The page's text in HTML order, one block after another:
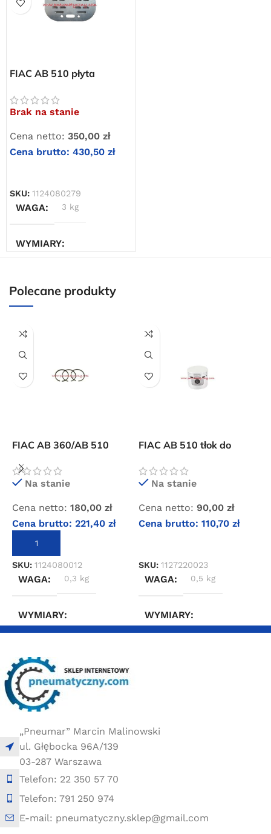
FIAC AB 510 płyta
Brak na stanie
Cena netto: 350,00 zł
Cena brutto: 430,50 zł
SKU: 1124080279
WAGA 3 kg
WYMIARY
Polecane produkty
FIAC AB 360/AB 510
Na stanie
Cena netto: 180,00 zł
Cena brutto: 221,40 zł
DODAJ DO KOSZYKA
SKU: 1124080012
WAGA 0,3 kg
WYMIARY
FIAC AB 510 tłok do
Na stanie
Cena netto: 90,00 zł
Cena brutto: 110,70 zł
SKU: 1127220023
WAGA 0,5 kg
WYMIARY
„Pneumar” Marcin Malinowski
ul. Głębocka 96A/139
03-287 Warszawa
Telefon: 22 350 57 70
Telefon: 791 250 974
E-mail: pneumatyczny.sklep@gmail.com
dla wszystkich zamówień złożonych w sklepie
internetowym o wartości minimum 80,00 zł brutto.